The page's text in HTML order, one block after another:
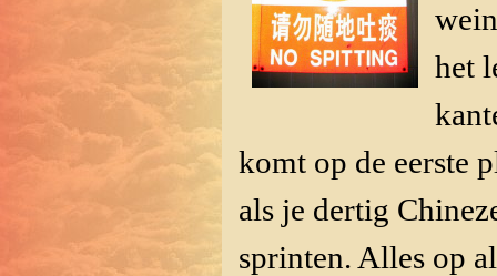
het
komt op de eerste
als je dertig
sprinten. Alles op